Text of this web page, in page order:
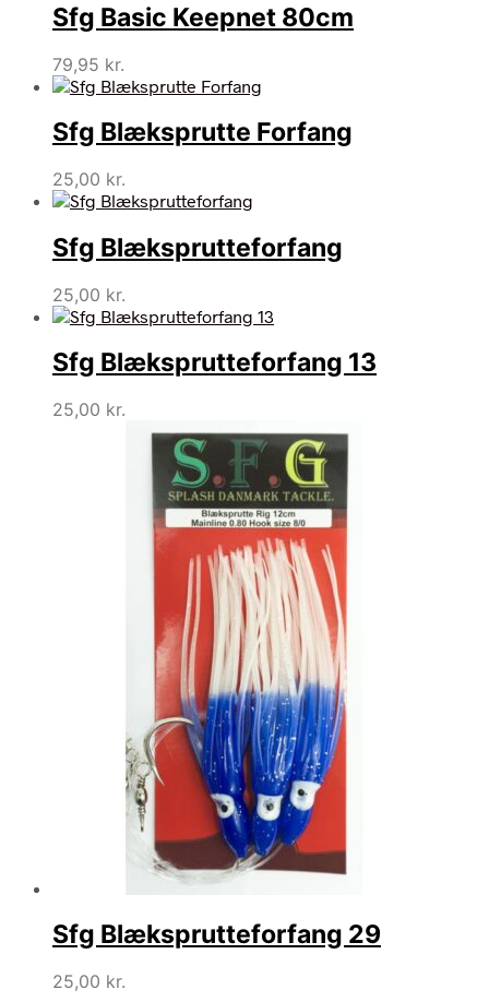
Sfg Basic Keepnet 80cm
79,95 kr.
Sfg Blæksprutte Forfang
25,00 kr.
Sfg Blæksprutteforfang
25,00 kr.
Sfg Blæksprutteforfang 13
25,00 kr.
Sfg Blæksprutteforfang 29
25,00 kr.